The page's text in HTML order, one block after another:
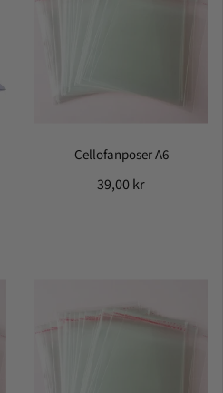
Cellofanposer A6
39,00 kr